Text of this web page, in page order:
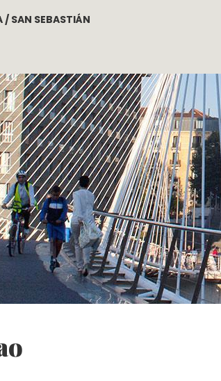
/ SAN SEBASTIÁN